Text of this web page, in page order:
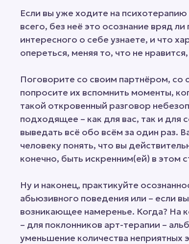
Если вы уже ходите на
всего, без неё это осознание вряд
интересного о себе узнаете, и что
опереться, меняя то, что не
Поговорите со своим партнёром, со
попросите их вспомнить моменты,
такой откровенный разговор
подходящее – как для вас, так и для
выведать всё обо всём за один раз.
человеку понять, что вы
конечно, быть искренним(ей) в этом
Ну и наконец, практикуйте
абьюзивного поведения или – если
возникающее намеренье. Когда? На
– для поклонников арт-терапии –
уменьшение количества неприятных